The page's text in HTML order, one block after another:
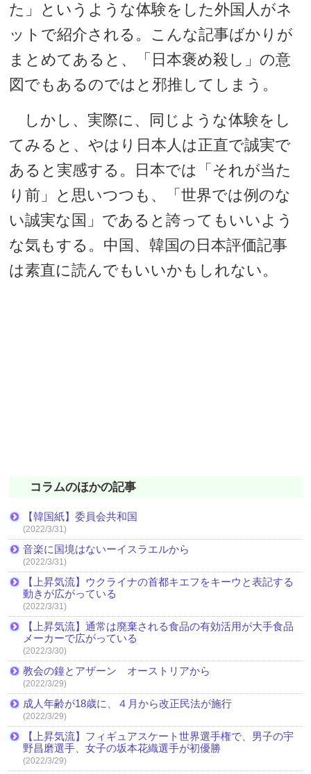
た」というような体験をした外国人がネ
ットで紹介される。こんな記事ばかりが
まとめてあると、「日本褒め殺し」の意
図でもあるのではと邪推してしまう。
しかし、実際に、同じような体験をし
てみると、やはり日本人は正直で誠実で
あると実感する。日本では「それが当た
り前」と思いつつも、「世界では例のな
い誠実な国」であると誇ってもいいよう
な気もする。中国、韓国の日本評価記事
は素直に読んでもいいかもしれない。
コラムのほかの記事
【韓国紙】委員会共和国
(2022/3/31)
音楽に国境はないーイスラエルから
(2022/3/31)
【上昇気流】ウクライナの首都キエフをキーウと表記する
動きが広がっている
(2022/3/31)
【上昇気流】通常は廃棄される食品の有効活用が大手食品
メーカーで広がっている
(2022/3/30)
教会の鐘とアザーン オーストリアから
(2022/3/29)
成人年齢が18歳に、４月から改正民法が施行
(2022/3/29)
【上昇気流】フィギュアスケート世界選手権で、男子の宇
野昌磨選手、女子の坂本花織選手が初優勝
(2022/3/29)